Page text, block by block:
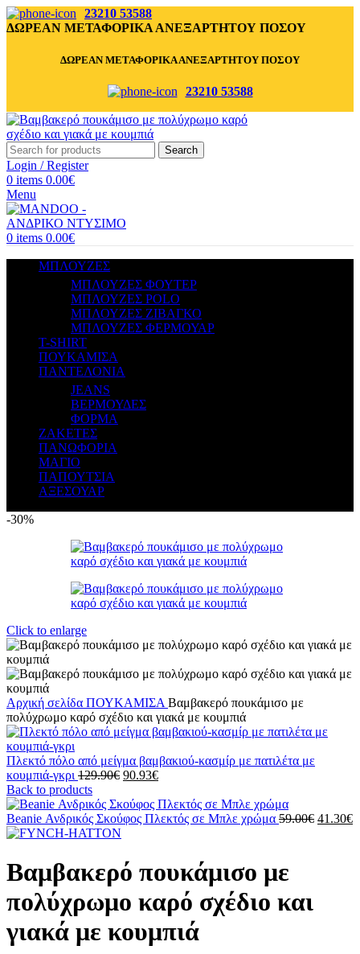
23210 53588
ΔΩΡΕΑΝ ΜΕΤΑΦΟΡΙΚΑ ΑΝΕΞΑΡΤΗΤΟΥ ΠΟΣΟΥ
ΔΩΡΕΑΝ ΜΕΤΑΦΟΡΙΚΑ ΑΝΕΞΑΡΤΗΤΟΥ ΠΟΣΟΥ
23210 53588
Search
Login / Register
0 items 0.00€
Menu
0 items 0.00€
ΜΠΛΟΥΖΕΣ
ΜΠΛΟΥΖΕΣ ΦΟΥΤΕΡ
ΜΠΛΟΥΖΕΣ POLO
ΜΠΛΟΥΖΕΣ ΖΙΒΑΓΚΟ
ΜΠΛΟΥΖΕΣ ΦΕΡΜΟΥΑΡ
T-SHIRT
ΠΟΥΚΑΜΙΣΑ
ΠΑΝΤΕΛΟΝΙΑ
JEANS
ΒΕΡΜΟΥΔΕΣ
ΦΟΡΜΑ
ΖΑΚΕΤΕΣ
ΠΑΝΩΦΟΡΙΑ
ΜΑΓΙΟ
ΠΑΠΟΥΤΣΙΑ
ΑΞΕΣΟΥΑΡ
-30%
Click to enlarge
Αρχική σελίδα ΠΟΥΚΑΜΙΣΑ Βαμβακερό πουκάμισο με
πολύχρωμο καρό σχέδιο και γιακά με κουμπιά
Πλεκτό πόλο από μείγμα βαμβακιού-κασμίρ με πατιλέτα με
κουμπιά-γκρι 129.90€ Original
was:
129.90€.
90.93€Η
τιμή
είναι:
Back to products
Beanie Ανδρικός Σκούφος Πλεκτός σε Μπλε χρώμα 59.00€ Original
41.30€
Βαμβακερό πουκάμισο με
πολύχρωμο καρό σχέδιο και
γιακά με κουμπιά